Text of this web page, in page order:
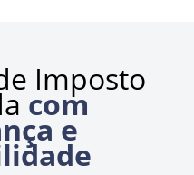
Imposto
com
e